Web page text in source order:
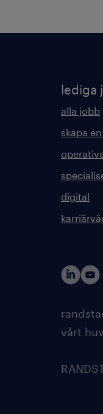
lediga
alla jobb
skapa
digital
vårt